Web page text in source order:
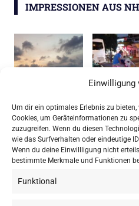
Einwilligung
Um dir ein optimales Erlebnis zu
Cookies, um Geräteinformationen zu
zuzugreifen. Wenn du diesen
wie das Surfverhalten oder eindeutige
Wenn du deine Einwillligung nicht
bestimmte Merkmale und Funktionen
Funktional
IMPRESSIONEN AUS